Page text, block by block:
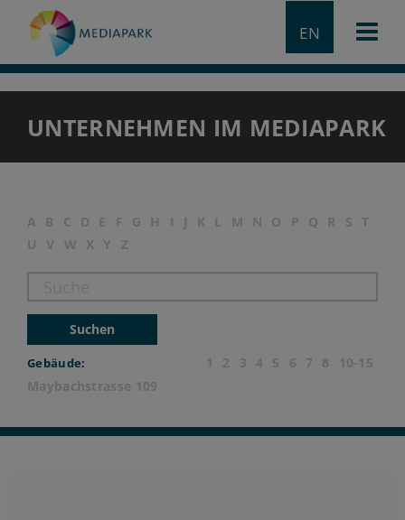
EN
UNTERNEHMEN IM MEDIAPARK
A B C D E F G H I J K L M N O P Q R S
T
U
V W X Y Z
Suchen
Gebäude: 1 2 3 4 5 6 7 8
10-15
Maybachstrasse 109